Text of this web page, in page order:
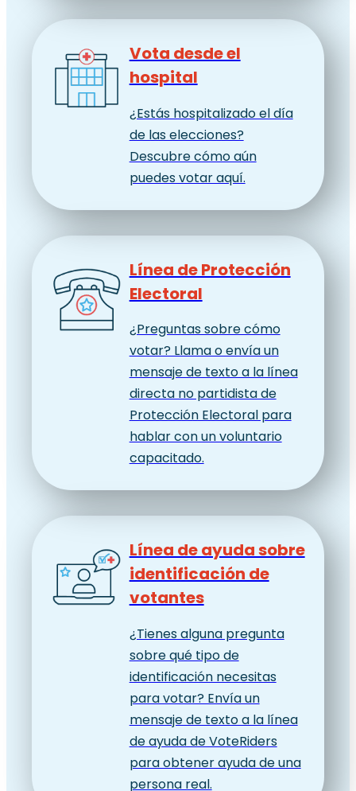
Vota desde el
hospital
¿Estás hospitalizado el día
de las elecciones?
Descubre cómo aún
puedes votar aquí.
Línea de Protección
Electoral
¿Preguntas sobre cómo
votar? Llama o envía un
mensaje de texto a la línea
directa no partidista de
Protección Electoral para
hablar con un voluntario
capacitado.
Línea de ayuda sobre
identificación de
votantes
¿Tienes alguna pregunta
sobre qué tipo de
identificación necesitas
para votar? Envía un
mensaje de texto a la línea
de ayuda de VoteRiders
para obtener ayuda de una
persona real.